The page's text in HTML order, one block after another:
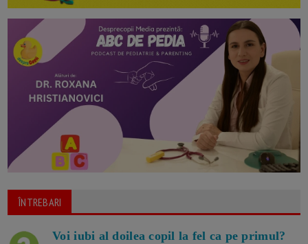
ÎNTREBARI
Voi iubi al doilea copil la fel ca pe primul?